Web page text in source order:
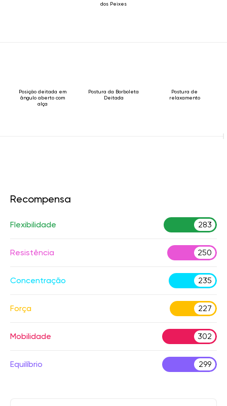
dos Peixes
Posição deitada em
ângulo aberto com
alça
Postura da Borboleta
Deitada
Postura de
relaxamento
Recompensa
Flexibilidade 283
Resistência 250
Concentração 235
Força 227
Mobilidade 302
Equilíbrio 299